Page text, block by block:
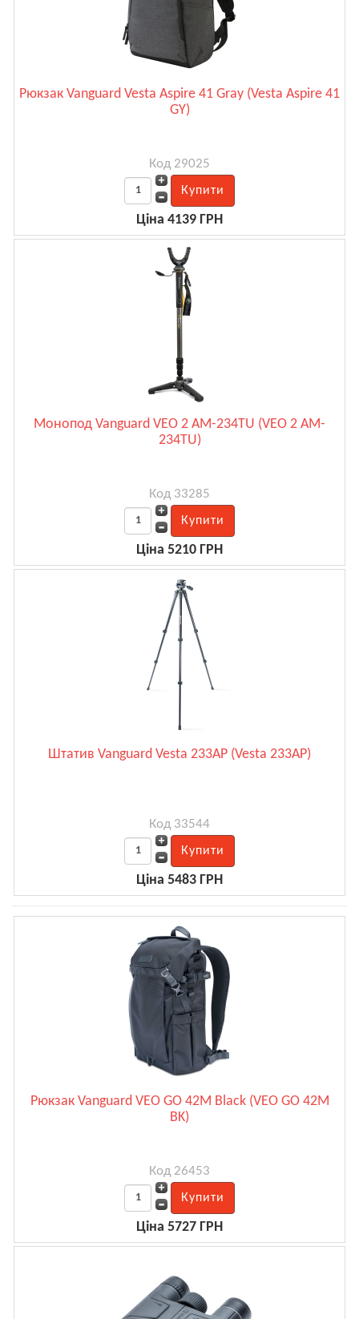
Рюкзак Vanguard Vesta Aspire 41 Gray (Vesta Aspire 41
GY)
Код 29025
Ціна 4139 ГРН
Монопод Vanguard VEO 2 AM-234TU (VEO 2 AM-
234TU)
Код 33285
Ціна 5210 ГРН
Штатив Vanguard Vesta 233AP (Vesta 233AP)
Код 33544
Ціна 5483 ГРН
Рюкзак Vanguard VEO GO 42M Black (VEO GO 42M
BK)
Код 26453
Ціна 5727 ГРН